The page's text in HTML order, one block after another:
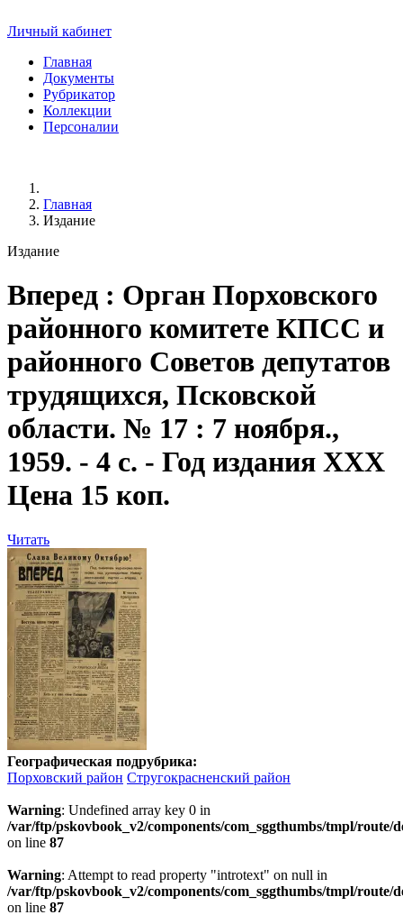
Личный кабинет
Главная
Документы
Рубрикатор
Коллекции
Персоналии
Главная
Издание
Издание
Вперед : Орган Порховского
районного комитете КПСС и
районного Советов депутатов
трудящихся, Псковской
области. № 17 : 7 ноября.,
1959. - 4 с. - Год издания XXX
Цена 15 коп.
Читать
Географическая подрубрика:
Порховский район Стругокрасненский район
Warning: Undefined array key 0 in
/var/ftp/pskovbook_v2/components/com_sggthumbs/tmpl/route/
on line 87
Warning: Attempt to read property "introtext" on null in
/var/ftp/pskovbook_v2/components/com_sggthumbs/tmpl/route/
on line 87